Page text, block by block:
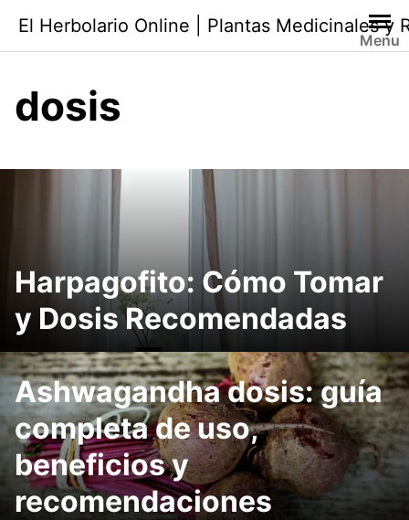
contenido
El Herbolario Online | Plantas Medicinales y
Menu
dosis
Harpagofito: Cómo Tomar
y Dosis Recomendadas
Ashwagandha dosis: guía
completa de uso,
beneficios y
recomendaciones